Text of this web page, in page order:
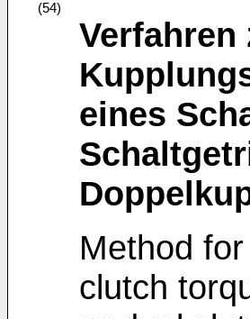
(54)
Verfahren
eines
Method
clutch